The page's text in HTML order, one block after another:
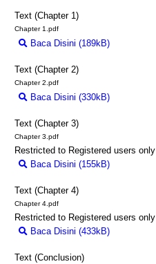
Text (Chapter 1)
Chapter 1.pdf
Baca Disini (189kB)
Text (Chapter 2)
Chapter 2.pdf
Baca Disini (330kB)
Text (Chapter 3)
Chapter 3.pdf
Restricted to Registered users only
Baca Disini (155kB)
Text (Chapter 4)
Chapter 4.pdf
Restricted to Registered users only
Baca Disini (433kB)
Text (Conclusion)